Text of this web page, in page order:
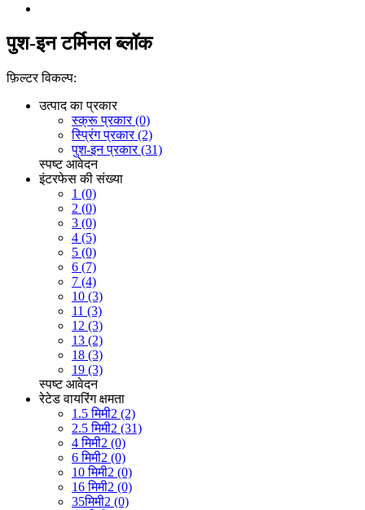
पुश-इन टर्मिनल ब्लॉक
फ़िल्टर विकल्प:
उत्पाद का प्रकार
स्क्रू प्रकार (0)
स्प्रिंग प्रकार (2)
पुश-इन प्रकार (31)
स्पष्ट आवेदन
इंटरफेस की संख्या
1 (0)
2 (0)
3 (0)
4 (5)
5 (0)
6 (7)
7 (4)
10 (3)
11 (3)
12 (3)
13 (2)
18 (3)
19 (3)
स्पष्ट आवेदन
रेटेड वायरिंग क्षमता
1.5 मिमी2 (2)
2.5 मिमी2 (31)
4 मिमी2 (0)
6 मिमी2 (0)
10 मिमी2 (0)
16 मिमी2 (0)
35मिमी2 (0)